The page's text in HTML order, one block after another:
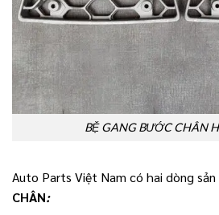
BỆ GANG BƯỚC CHÂN
Auto Parts Việt Nam có hai dòng sản
CHÂN: